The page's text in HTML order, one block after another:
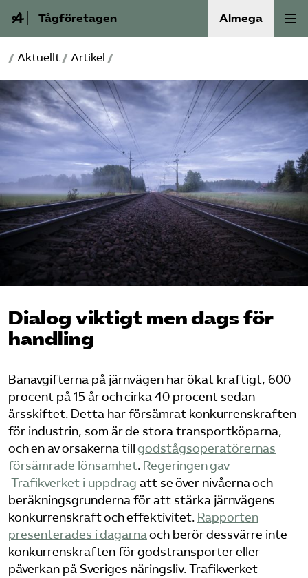
Tågföretagen Almega
Aktuellt
Reformagenda för järnvägen
Våra frågor
Aktiviteter
Om oss
Kontakt
Mina sidor (almega.se)
Bli medlem
Logga in på Arbetsgivarguiden
Sök på tagforetagen.se
/ Aktuellt / Artikel /
Dialog viktigt men dags för
handling
Banavgifterna på järnvägen har ökat kraftigt, 600
procent på 15 år och cirka 40 procent sedan
årsskiftet. Detta har försämrat konkurrenskraften
för industrin, som är de stora transportköparna,
och en av orsakerna till godstågsoperatörernas
försämrade lönsamhet. Regeringen gav
Trafikverket i uppdrag att se över nivåerna och
beräkningsgrunderna för att stärka järnvägens
konkurrenskraft och effektivitet. Rapporten
presenterades i dagarnaoch berör dessvärre inte
konkurrenskraften för godstransporter eller
påverkan på Sveriges näringsliv. Trafikverket